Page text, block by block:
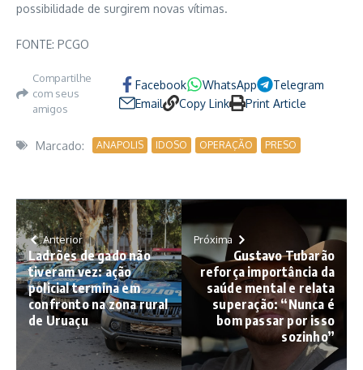
possibilidade de surgirem novas vítimas.
FONTE: PCGO
Compartilhe
com seus
amigos
Facebook WhatsApp
Telegram
Email
Copy Link Print Article
Marcado: ANAPOLIS IDOSO OPERAÇÃO PRESO
Anterior
Ladrões de gado não
tiveram vez: ação
policial termina em
confronto na zona rural
de Uruaçu
Próxima
Gustavo Tubarão
reforça importância da
saúde mental e relata
superação: “Nunca é
bom passar por isso
sozinho”